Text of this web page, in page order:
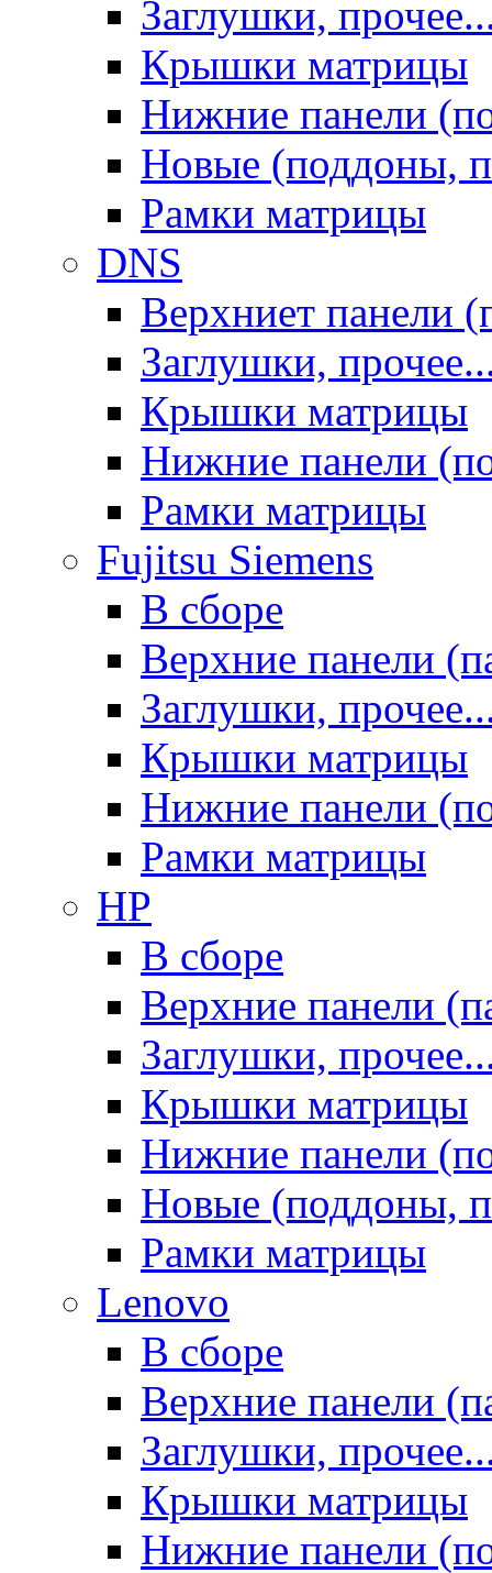
Заглушки,
Крышки матрицы
Нижние панели
Новые (поддоны,
Рамки матрицы
DNS
Верхниет панели
Заглушки,
Крышки матрицы
Нижние панели
Рамки матрицы
Fujitsu Siemens
В сборе
Верхние панели
Заглушки,
Крышки матрицы
Нижние панели
Рамки матрицы
HP
В сборе
Верхние панели
Заглушки,
Крышки матрицы
Нижние панели
Новые (поддоны,
Рамки матрицы
Lenovo
В сборе
Верхние панели
Заглушки,
Крышки матрицы
Нижние панели